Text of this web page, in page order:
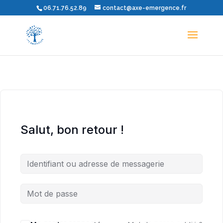
06.71.76.52.89 contact@axe-emergence.fr
Salut, bon retour !